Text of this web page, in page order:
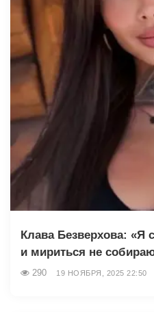
Клава Безверхова: «Я
и мириться не
290 19 НОЯБРЯ, 2025 22:50